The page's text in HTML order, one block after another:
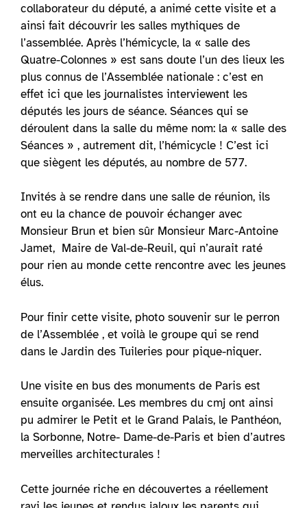
collaborateur du député, a animé cette visite et a
ainsi fait découvrir les salles mythiques de
l’assemblée. Après l’hémicycle, la « salle des
Quatre-Colonnes » est sans doute l’un des lieux les
plus connus de l’Assemblée nationale : c’est en
effet ici que les journalistes interviewent les
députés les jours de séance. Séances qui se
déroulent dans la salle du même nom: la « salle des
Séances » , autrement dit, l’hémicycle ! C’est ici
que siègent les députés, au nombre de 577.
Invités à se rendre dans une salle de réunion, ils
ont eu la chance de pouvoir échanger avec
Monsieur Brun et bien sûr Monsieur Marc-Antoine
Jamet, Maire de Val-de-Reuil, qui n’aurait raté
pour rien au monde cette rencontre avec les jeunes
élus.
Pour finir cette visite, photo souvenir sur le perron
de l’Assemblée , et voilà le groupe qui se rend
dans le Jardin des Tuileries pour pique-niquer.
Une visite en bus des monuments de Paris est
ensuite organisée. Les membres du cmj ont ainsi
pu admirer le Petit et le Grand Palais, le Panthéon,
la Sorbonne, Notre- Dame-de-Paris et bien d’autres
merveilles architecturales !
Cette journée riche en découvertes a réellement